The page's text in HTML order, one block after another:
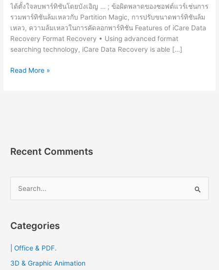
ได้ตั้งใจลบพาร์ทิชันโดยบังเอิญ … ; ข้อผิดพลาดของซอฟต์แวร์เช่นการ
รวมพาร์ทิชันล้มเหลวกับ Partition Magic, การปรับขนาดพาร์ทิชันล้ม
เหลว, ความล้มเหลวในการคัดลอกพาร์ทิชัน Features of iCare Data
Recovery Format Recovery • Using advanced format
searching technology, iCare Data Recovery is able […]
iCare
กู้
Read More »
Recent Comments
r
f
Categories
| Office & PDF.
3D & Graphic Animation